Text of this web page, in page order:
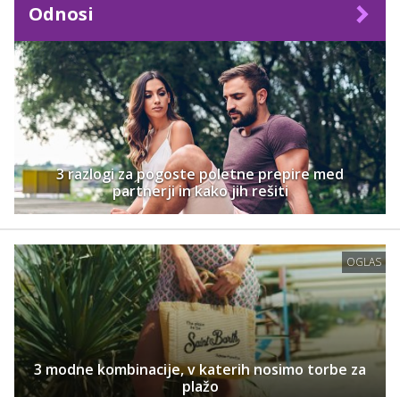
Odnosi
3 razlogi za pogoste poletne prepire med
partnerji in kako jih rešiti
OGLAS
3 modne kombinacije, v katerih nosimo torbe za
plažo